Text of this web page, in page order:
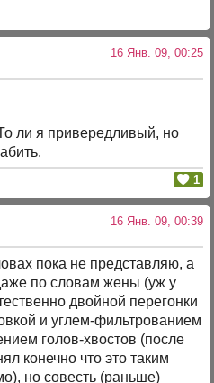
16 Янв. 09, 00:25
ли я привередливый, но
1
16 Янв. 09, 00:39
пока не представляю, а
по словам жены (уж у
двойной перегонки
и углем-фильтрованием
голов-хвостов (после
конечно что это таким
но совесть (раньше)